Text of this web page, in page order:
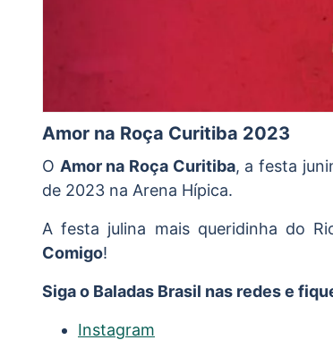
Amor na Roça Curitiba 2023
O Amor na Roça Curitiba, a festa
de 2023 na Arena Hípica.
A festa julina mais queridinha do
Comigo!
Siga o Baladas Brasil nas redes e
Instagram